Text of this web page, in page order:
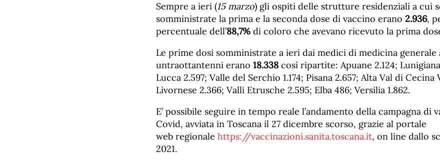
Sempre a ieri (15 marzo) gli ospiti delle strutture residenziali a cui
somministrate la prima e la seconda dose di vaccino erano 2.936,
percentuale dell’88,7% di coloro che avevano ricevuto la prima
Le prime dosi somministrate a ieri dai medici di medicina
untraottantenni erano 18.338 così ripartite: Apuane 2.124;
Lucca 2.597; Valle del Serchio 1.174; Pisana 2.657; Alta Val di Cecina
Livornese 2.366; Valli Etrusche 2.595; Elba 486; Versilia 1.862.
E’ possibile seguire in tempo reale l’andamento della campagna di
Covid, avviata in Toscana il 27 dicembre scorso, grazie al portale
web regionale https://vaccinazioni.sanita.toscana.it, on line dallo
2021.